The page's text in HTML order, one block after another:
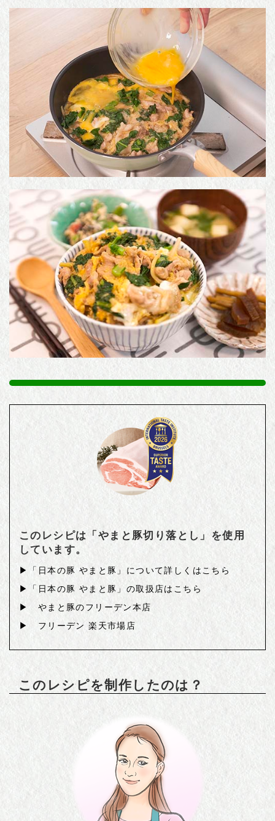
このレシピは「やまと豚切り落とし」を使用
しています。
▶︎「日本の豚 やまと豚」について詳しくはこちら
▶「日本の豚 やまと豚」の取扱店はこちら
▶ やまと豚のフリーデン本店
▶︎ フリーデン 楽天市場店
このレシピを制作したのは？